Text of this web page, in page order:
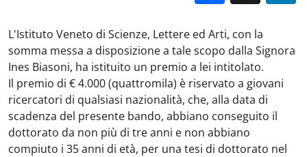
L'Istituto Veneto di Scienze, Lettere ed Arti, con la
somma messa a disposizione a tale scopo dalla Signora
Ines Biasoni, ha istituito un premio a lei intitolato.
Il premio di € 4.000 (quattromila) è riservato a giovani
ricercatori di qualsiasi nazionalità, che, alla data di
scadenza del presente bando, abbiano conseguito il
dottorato da non più di tre anni e non abbiano
compiuto i 35 anni di età, per una tesi di dottorato nel